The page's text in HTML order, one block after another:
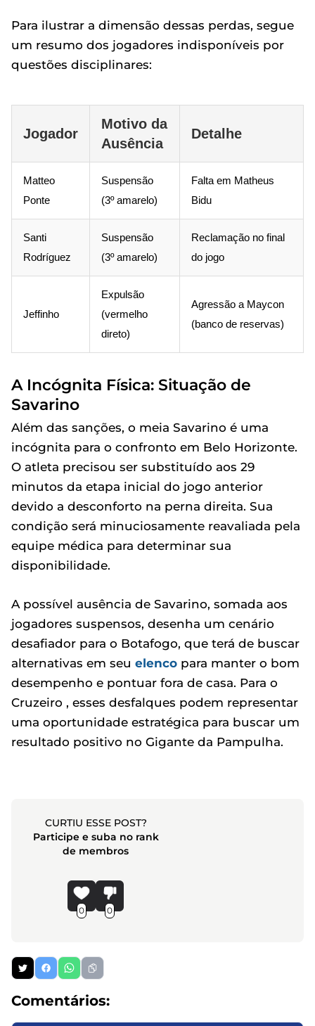
Para ilustrar a dimensão dessas perdas, segue
um resumo dos jogadores indisponíveis por
questões disciplinares:
Jogador
Motivo da
Ausência
Detalhe
Matteo
Ponte
Suspensão
(3º amarelo)
Falta em Matheus
Bidu
Santi
Rodríguez
Suspensão
(3º amarelo)
Reclamação no final
do jogo
Jeffinho
Expulsão
(vermelho
direto)
Agressão a Maycon
(banco de reservas)
A Incógnita Física: Situação de
Savarino
Além das sanções, o meia Savarino é uma
incógnita para o confronto em Belo Horizonte.
O atleta precisou ser substituído aos 29
minutos da etapa inicial do jogo anterior
devido a desconforto na perna direita. Sua
condição será minuciosamente reavaliada pela
equipe médica para determinar sua
disponibilidade.
A possível ausência de Savarino, somada aos
jogadores suspensos, desenha um cenário
desafiador para o Botafogo, que terá de buscar
alternativas em seu elenco para manter o bom
desempenho e pontuar fora de casa. Para o
Cruzeiro , esses desfalques podem representar
uma oportunidade estratégica para buscar um
resultado positivo no Gigante da Pampulha.
CURTIU ESSE POST?
Participe e suba no rank
de membros
0 0
Comentários: